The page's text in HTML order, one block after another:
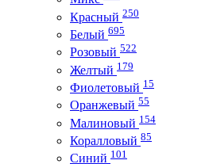
Красный 250
Белый 695
Розовый 522
Желтый 179
Фиолетовый 15
Оранжевый 55
Малиновый 154
Коралловый 85
Синий 101